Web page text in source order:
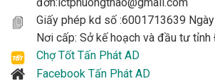
đơn:ictphuongthao@gmail.com
Giấy phép kd số :6001713639
Nơi cấp: Sở kế hoạch và đầu tư tỉnh
Chợ Tốt Tấn Phát AD
Facebook Tấn Phát AD